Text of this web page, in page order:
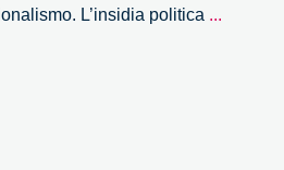
L’insidia politica ...